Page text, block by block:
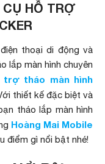
HỖ TRỢ
thoại di động và
lắp màn hình chuyên
trợ tháo màn hình
thiết kế đặc biệt và
tháo lắp màn hình
Hoàng Mai Mobile
điểm gì nổi bật nhé!